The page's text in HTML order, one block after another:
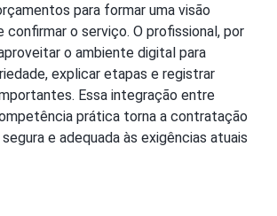
para formar uma visão
confirmar o serviço. O profissional, por
o ambiente digital para
explicar etapas e registrar
Essa integração entre
prática torna a contratação
e adequada às exigências atuais